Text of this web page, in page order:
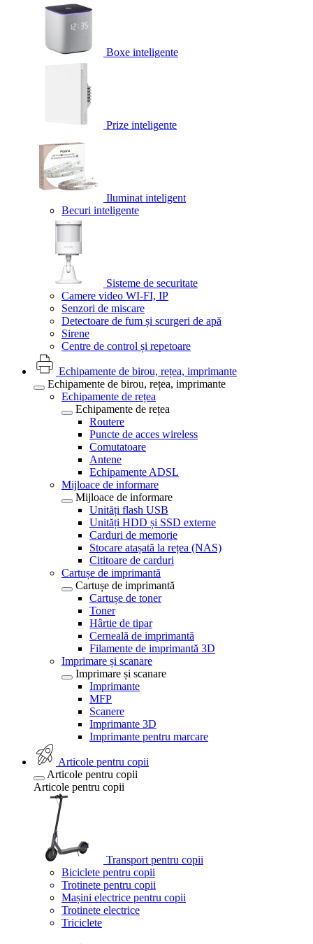
Boxe inteligente
Prize inteligente
Iluminat inteligent
Becuri inteligente
Sisteme de securitate
Camere video WI-FI, IP
Senzori de miscare
Detectoare de fum și scurgeri de apă
Sirene
Centre de control și repetoare
Echipamente de birou, rețea, imprimante
Echipamente de birou, rețea, imprimante
Echipamente de rețea
Echipamente de rețea
Routere
Puncte de acces wireless
Comutatoare
Antene
Echipamente ADSL
Mijloace de informare
Mijloace de informare
Unități flash USB
Unități HDD și SSD externe
Carduri de memorie
Stocare atașată la rețea (NAS)
Cititoare de carduri
Cartușe de imprimantă
Cartușe de imprimantă
Cartușe de toner
Toner
Hârtie de tipar
Cerneală de imprimantă
Filamente de imprimantă 3D
Imprimare și scanare
Imprimare și scanare
Imprimante
MFP
Scanere
Imprimante 3D
Imprimante pentru marcare
Articole pentru copii
Articole pentru copii
Articole pentru copii
Transport pentru copii
Biciclete pentru copii
Trotinete pentru copii
Mașini electrice pentru copii
Trotinete electrice
Triciclete